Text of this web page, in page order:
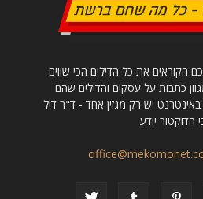
הקוראים את כל הדילים הכי שווים
כתבות על עסקים והדילים שהם
באינטרנט יש רק מגזין אחד - ד"ר דיל
הדוקטור יודע